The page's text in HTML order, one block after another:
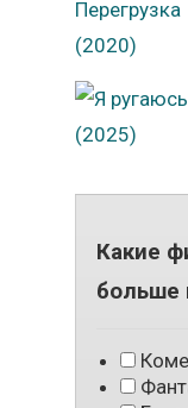
Какие
больше